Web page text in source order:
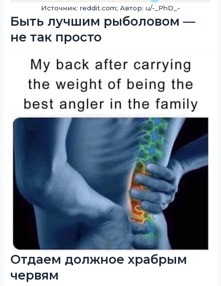
Источник: reddit.com; Автор: u/-_PhD_-
Быть лучшим рыболовом —
не так просто
Отдаем должное храбрым
червям